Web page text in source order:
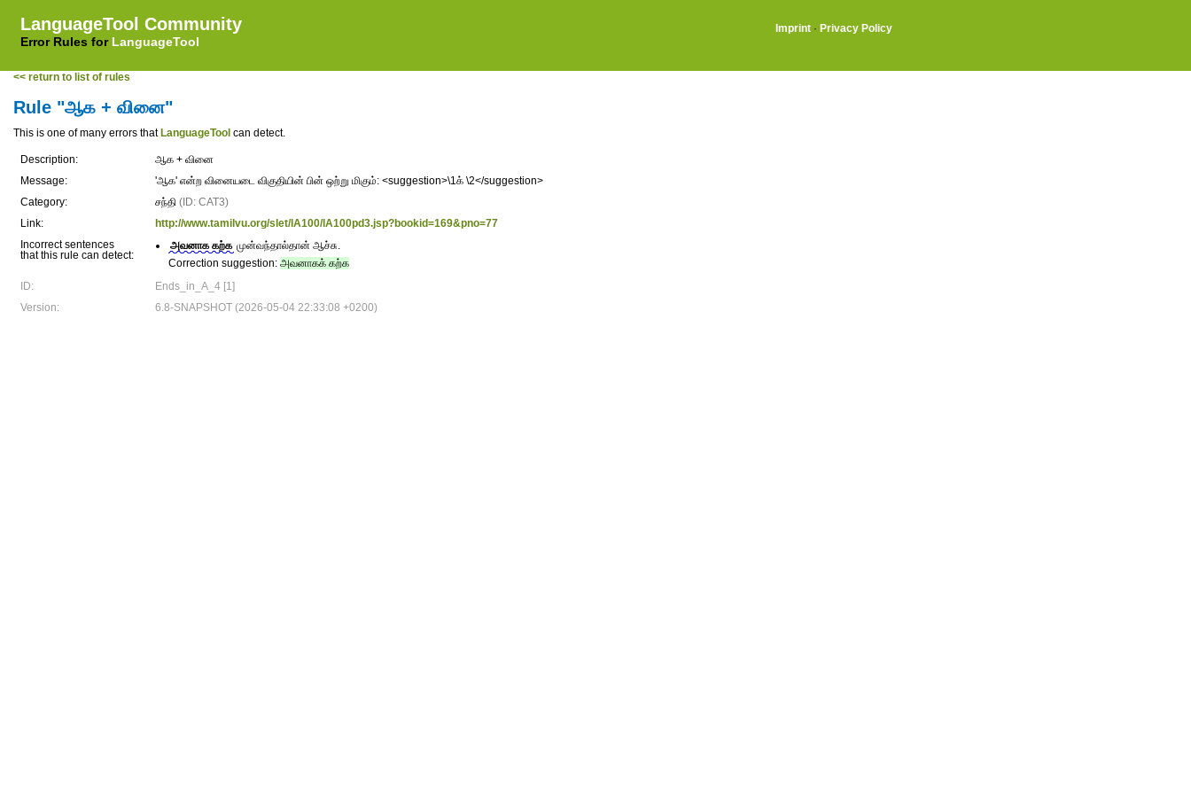
LanguageTool Community
Error Rules for LanguageTool
Imprint · Privacy Policy
<< return to list of rules
Rule "ஆக + வினை"
This is one of many errors that LanguageTool can detect.
Description:
ஆக + வினை
Message:
'ஆக' என்ற வினையடை விகுதியின் பின் ஒற்று மிகும்: <suggestion>\1க் \2</suggestion>
Category:
சந்தி (ID: CAT3)
Link:
http://www.tamilvu.org/slet/lA100/lA100pd3.jsp?bookid=169&pno=77
Incorrect sentences
that this rule can detect:
அவனாக கற்க முன்வந்தால்தான் ஆச்சு.
Correction suggestion: அவனாகக் கற்க
ID:
Ends_in_A_4 [1]
Version:
6.8-SNAPSHOT (2026-05-04 22:33:08 +0200)